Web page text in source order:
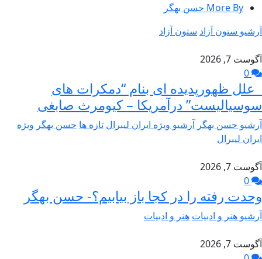
More By حسن بهگر
آرشیو ستون آزاد ستون آزاد
آگوست 7, 2026
علل ظهورپدیده ای بنام “دمکرات های
سوسیالیست” درآمریکا – کیومرث صابغی
آرشیو حسن بهگر آرشیو ویژه ایران لیبرال تازه ها حسن بهگر ویژه
ایران لیبرال
آگوست 7, 2026
وحدت رفته را در کجا باز بیابیم؟- حسن بهگر
آرشیو هنر و ادبیات هنر و ادبیات
آگوست 7, 2026